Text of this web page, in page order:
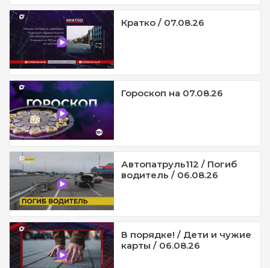
Кратко / 07.08.26
Гороскоп на 07.08.26
Автопатруль112 / Погиб
водитель / 06.08.26
В порядке! / Дети и чужие
карты / 06.08.26